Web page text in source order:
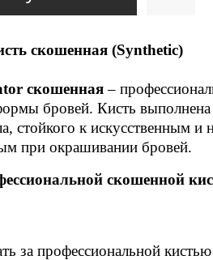
скошенная (Synthetic)
скошенная–
бровей. Кисть выполнена
стойкого к искусственным и
при окрашивании бровей.
скошенной
за профессиональной